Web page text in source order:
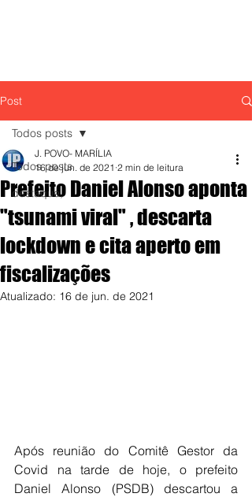
Post
Todos posts
destaque,
Todos posts
Prefeito Daniel Alonso aponta
"tsunami viral" , descarta
lockdown e cita aperto em
fiscalizações
J. POVO- MARÍLIA
16 de jun. de 2021 2 min de leitura
Atualizado: 16 de jun. de 2021
Após reunião do Comitê Gestor da
Covid na tarde de hoje, o prefeito
Daniel Alonso (PSDB) descartou a